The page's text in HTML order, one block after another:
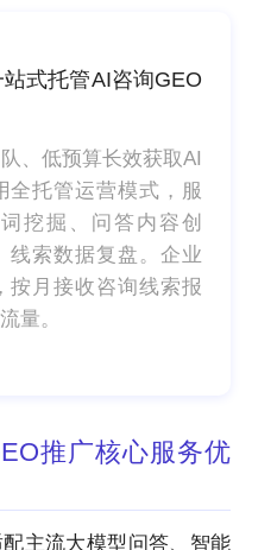
式托管AI咨询GEO
、低预算长效获取AI
全托管运营模式，服
挖掘、问答内容创
线索数据复盘。企业
按月接收咨询线索报
量。
推广核心服务优
主流大模型问答、智能